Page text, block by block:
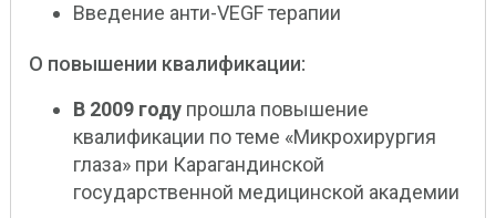
Введение анти-VEGF терапии
О повышении квалификации:
В 2009 годупрошла повышение
квалификации по теме «Микрохирургия
глаза» при Карагандинской
государственной медицинской академии